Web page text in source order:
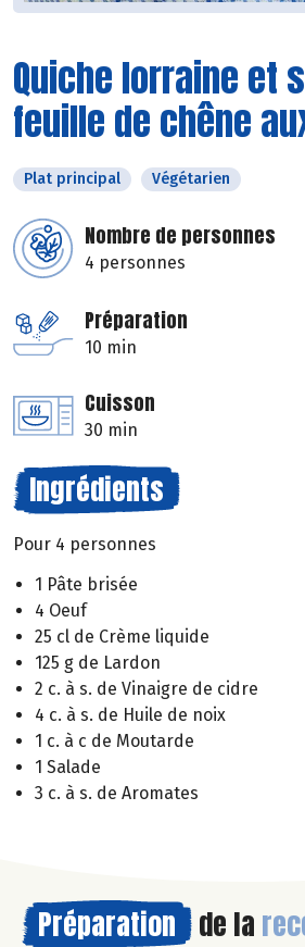
Quiche lorraine et
feuille de chêne
Plat principal Végétarien
Nombre de personnes
4 personnes
Préparation
10 min
Cuisson
30 min
Ingrédients
Pour 4 personnes
1 Pâte brisée
4 Oeuf
25 cl de Crème liquide
125 g de Lardon
2 c. à s. de Vinaigre de cidre
4 c. à s. de Huile de noix
1 c. à c de Moutarde
1 Salade
3 c. à s. de Aromates
Préparation de la